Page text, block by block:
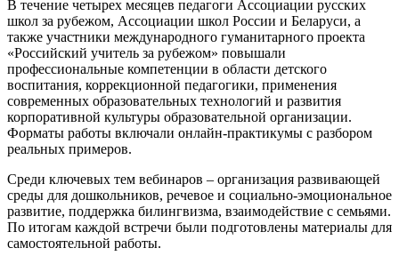
В течение четырех месяцев педагоги Ассоциации русских
школ за рубежом, Ассоциации школ России и Беларуси, а
также участники международного гуманитарного проекта
«Российский учитель за рубежом» повышали
профессиональные компетенции в области детского
воспитания, коррекционной педагогики, применения
современных образовательных технологий и развития
корпоративной культуры образовательной организации.
Форматы работы включали онлайн‑практикумы с разбором
реальных примеров.
Среди ключевых тем вебинаров – организация развивающей
среды для дошкольников, речевое и социально‑эмоциональное
развитие, поддержка билингвизма, взаимодействие с семьями.
По итогам каждой встречи были подготовлены материалы для
самостоятельной работы.